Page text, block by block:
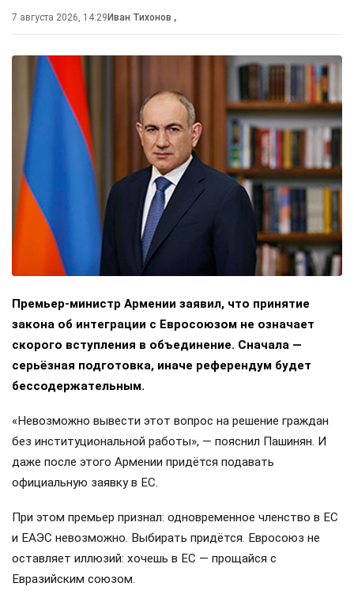
7 августа 2026, 14:29 Иван Тихонов ,
Премьер-министр Армении заявил, что принятие
закона об интеграции с Евросоюзом не означает
скорого вступления в объединение. Сначала —
серьёзная подготовка, иначе референдум будет
бессодержательным.
«Невозможно вывести этот вопрос на решение граждан
без институциональной работы», — пояснил Пашинян. И
даже после этого Армении придётся подавать
официальную заявку в ЕС.
При этом премьер признал: одновременное членство в ЕС
и ЕАЭС невозможно. Выбирать придётся. Евросоюз не
оставляет иллюзий: хочешь в ЕС — прощайся с
Евразийским союзом.